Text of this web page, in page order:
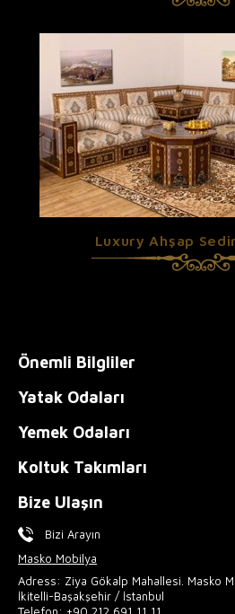
Luxury Ahşap
Önemli Bilgliler
Yatak Odaları
Yemek Odaları
Koltuk Takımları
Bize Ulaşın
Bizi Arayın
Masko Mobilya
Adress: Ziya Gökalp Mahallesi. Masko
İkitelli-Başakşehir / İstanbul